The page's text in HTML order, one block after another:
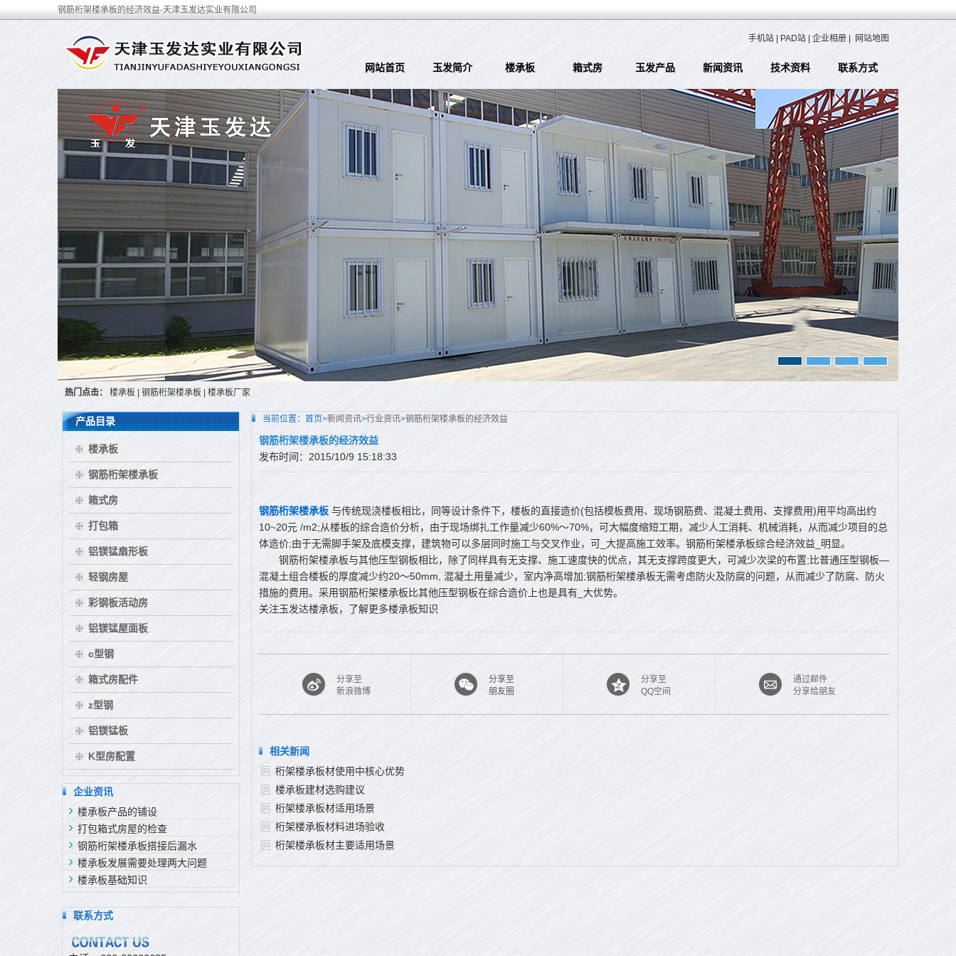
钢筋桁架楼承板的经济效益-天津玉发达实业有限公司
手机站 PAD站 企业相册 网站地图
网站首页 玉发简介 楼承板 箱式房 玉发产品 新闻资讯 技术资料 联系方式
热门点击： 楼承板 钢筋桁架楼承板 楼承板厂家
当前位置： 首页>新闻资讯>行业资讯>钢筋桁架楼承板的经济效益
钢筋桁架楼承板的经济效益
发布时间：2015/10/9 15:18:33
钢筋桁架楼承板 与传统现浇楼板相比，同等设计条件下，楼板的直接造价(包括模板费用、现场钢筋费、混凝土费用、支撑费用)用平均高出约
10~20元 /m2;从楼板的综合造价分析，由于现场绑扎工作量减少60%～70%，可大幅度缩短工期，减少人工消耗、机械消耗，从而减少项目的总
体造价;由于无需脚手架及底模支撑，建筑物可以多层同时施工与交叉作业，可_大提高施工效率。钢筋桁架楼承板综合经济效益_明显。
钢筋桁架楼承板与其他压型钢板相比，除了同样具有无支撑、施工速度快的优点，其无支撑跨度更大，可减少次梁的布置;比普通压型钢板—
混凝土组合楼板的厚度减少约20～50mm, 混凝土用量减少，室内净高增加;钢筋桁架楼承板无需考虑防火及防腐的问题，从而减少了防腐、防火
措施的费用。采用钢筋桁架楼承板比其他压型钢板在综合造价上也是具有_大优势。
关注玉发达楼承板，了解更多楼承板知识
分享至
新浪微博
分享至
朋友圈
分享至
QQ空间
通过邮件
分享给朋友
相关新闻
桁架楼承板材使用中核心优势
楼承板建材选购建议
桁架楼承板材适用场景
桁架楼承板材料进场验收
桁架楼承板材主要适用场景
产品目录
楼承板
钢筋桁架楼承板
箱式房
打包箱
铝镁锰扇形板
轻钢房屋
彩钢板活动房
铝镁锰屋面板
c型钢
箱式房配件
z型钢
铝镁锰板
K型房配置
企业资讯
楼承板产品的铺设
打包箱式房屋的检查
钢筋桁架楼承板搭接后漏水
楼承板发展需要处理两大问题
楼承板基础知识
联系方式